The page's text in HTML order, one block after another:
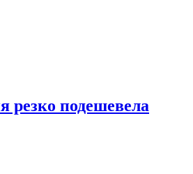
резко подешевела